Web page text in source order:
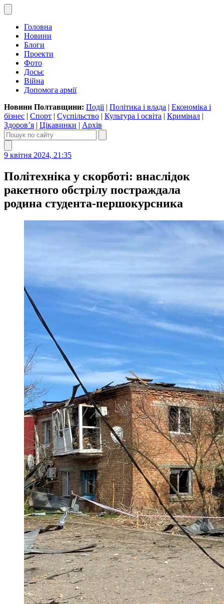
Головна
Новини
Блоги
Проекти
Фото
Досьє
Війна
Допомога армії
Новини Полтавщини: Події| Політика і влада | Економіка і
бізнес | Спорт | Суспільство | Культура і освіта | Кримінал |
Здоров’я | Цікавинки | Архів
9 квітня 2024, 21:35
Політехніка у скорботі: внаслідок
ракетного обстрілу постраждала
родина студента-першокурсника